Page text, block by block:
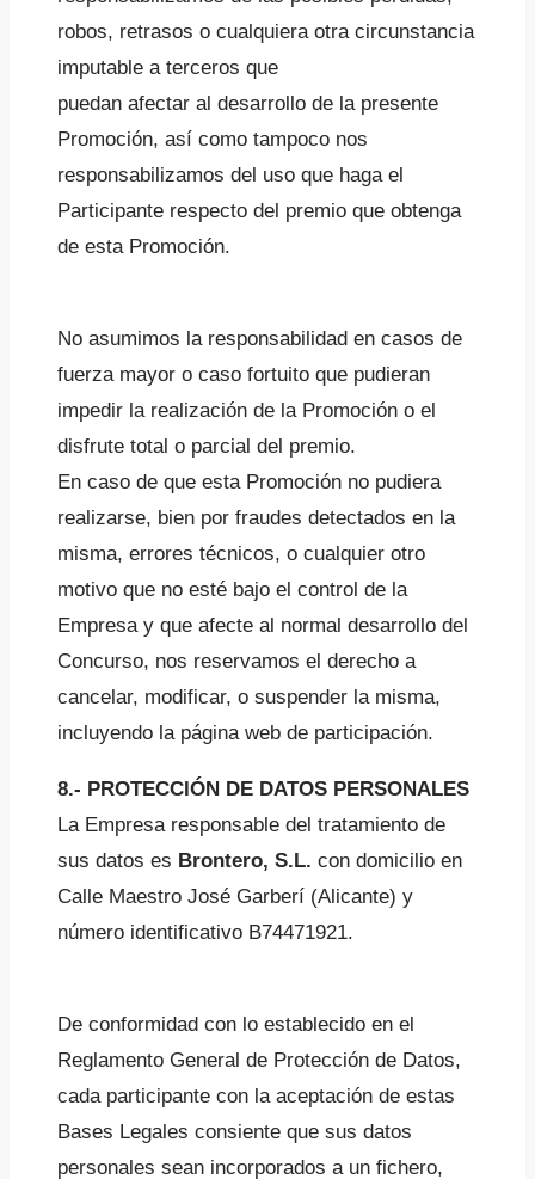
robos, retrasos o cualquiera otra circunstancia
imputable a terceros que
puedan afectar al desarrollo de la presente
Promoción, así como tampoco nos
responsabilizamos del uso que haga el
Participante respecto del premio que obtenga
de esta Promoción.
No asumimos la responsabilidad en casos de
fuerza mayor o caso fortuito que pudieran
impedir la realización de la Promoción o el
disfrute total o parcial del premio.
En caso de que esta Promoción no pudiera
realizarse, bien por fraudes detectados en la
misma, errores técnicos, o cualquier otro
motivo que no esté bajo el control de la
Empresa y que afecte al normal desarrollo del
Concurso, nos reservamos el derecho a
cancelar, modificar, o suspender la misma,
incluyendo la página web de participación.
8.- PROTECCIÓN DE DATOS PERSONALES
La Empresa responsable del tratamiento de
sus datos es Brontero, S.L. con domicilio en
Calle Maestro José Garberí (Alicante) y
número identificativo B74471921.
De conformidad con lo establecido en el
Reglamento General de Protección de Datos,
cada participante con la aceptación de estas
Bases Legales consiente que sus datos
personales sean incorporados a un fichero,